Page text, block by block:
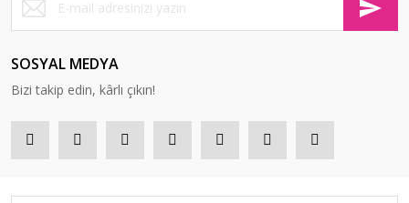
SOSYAL MEDYA
Bizi takip edin, kârlı çıkın!